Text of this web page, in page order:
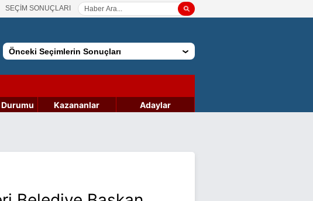
SEÇİM SONUÇLARI
Önceki Seçimlerin Sonuçları
Kazananlar Adaylar